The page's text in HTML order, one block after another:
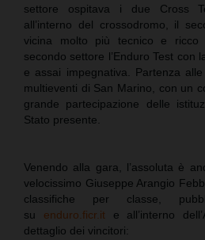
settore ospitava i due Cross
all’interno del crossodromo, il
vicina molto più tecnico e ricco
secondo settore l’Enduro Test con
e assai impegnativa. Partenza
multieventi di San Marino, con un
grande partecipazione delle
Stato presente.
Venendo alla gara, l’assoluta è
velocissimo Giuseppe Arangio
classifiche per classe,
su enduro.ficr.it e all’interno
dettaglio dei vincitori: